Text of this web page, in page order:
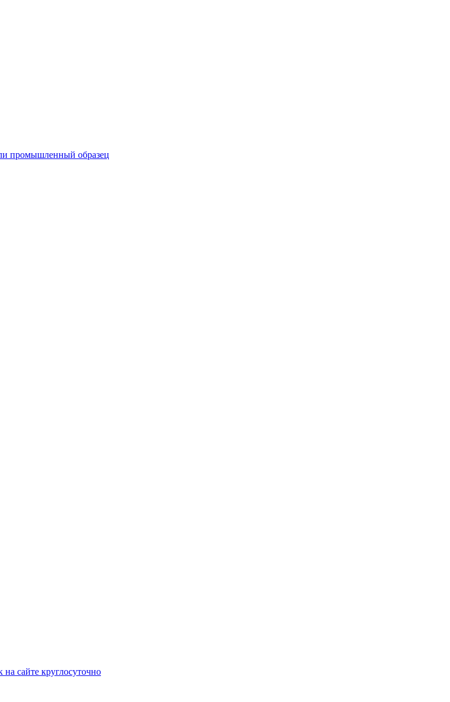
промышленный образец
сайте круглосуточно